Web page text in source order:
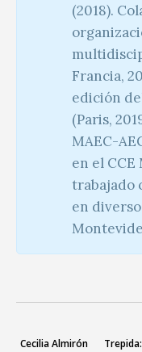
(2018).
Francia,
edición
(Paris,
MAEC-
en el CCE
trabajado
en
Cecilia Almirón